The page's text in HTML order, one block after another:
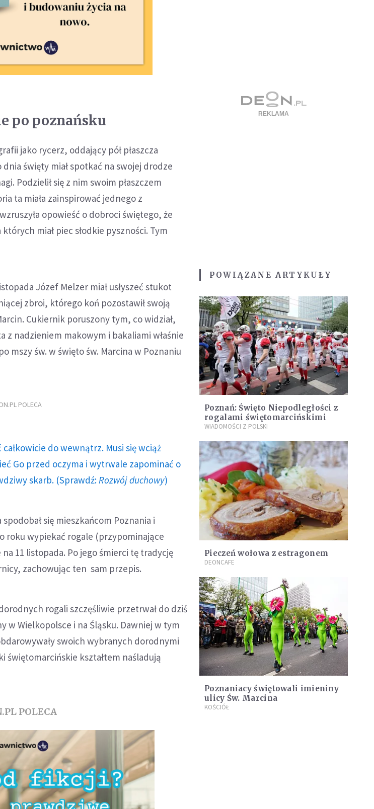
po poznańsku
jako rycerz, oddający pół płaszcza
dnia święty miał spotkać na swojej drodze
Podzielił się z nim swoim płaszczem
ta miała zainspirować jednego z
opowieść o dobroci świętego, że
miał piec słodkie pyszności. Tym
Józef Melzer miał usłyszeć stukot
zbroi, którego koń pozostawił swoją
Cukiernik poruszony tym, co widział,
z nadzieniem makowym i bakaliami właśnie
mszy św. w święto św. Marcina w Poznaniu
POLECA
do wewnątrz. Musi się wciąż
Go przed oczyma i wytrwale zapominać o
skarb. (Sprawdź: Rozwój duchowy)
spodobał się mieszkańcom Poznania i
roku wypiekać rogale (przypominające
na 11 listopada. Po jego śmierci tę tradycję
zachowując ten sam przepis.
rogali szczęśliwie przetrwał do dziś
w Wielkopolsce i na Śląsku. Dawniej w tym
swoich wybranych dorodnymi
świętomarcińskie kształtem naśladują
POLECA
POWIĄZANE ARTYKUŁY
Poznań: Święto Niepodległości z
rogalami świętomarcińskimi
WIADOMOŚCI Z POLSKI
Pieczeń wołowa z estragonem
DEONCAFE
Poznaniacy świętowali imieniny
ulicy Św. Marcina
KOŚCIÓŁ